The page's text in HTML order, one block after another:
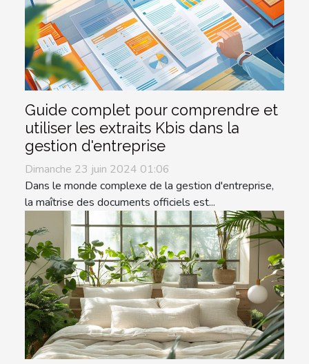
Guide complet pour comprendre et
utiliser les extraits Kbis dans la
gestion d'entreprise
Dimanche 23 juin 2024 01:06
Dans le monde complexe de la gestion d'entreprise,
la maîtrise des documents officiels est...